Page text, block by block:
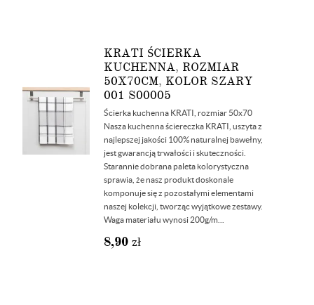
KRATI ŚCIERKA
KUCHENNA, ROZMIAR
50X70CM, KOLOR SZARY
001 S00005
Ścierka kuchenna KRATI, rozmiar 50x70
Nasza kuchenna ściereczka KRATI, uszyta z
najlepszej jakości 100% naturalnej bawełny,
jest gwarancją trwałości i skuteczności.
Starannie dobrana paleta kolorystyczna
sprawia, że nasz produkt doskonale
komponuje się z pozostałymi elementami
naszej kolekcji, tworząc wyjątkowe zestawy.
Waga materiału wynosi 200g/m...
8,90 zł